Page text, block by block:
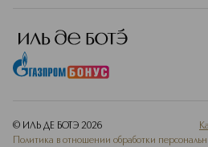
© ИЛЬ ДЕ БОТЭ 2026
Политика в отношении обработки